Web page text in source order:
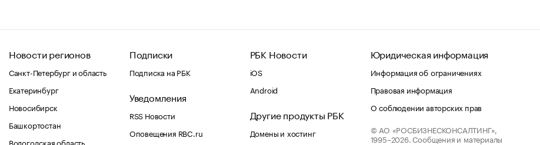
Новости регионов
Санкт-Петербург и область
Екатеринбург
Новосибирск
Башкортостан
Вологодская область
Подписки
Подписка на РБК
Уведомления
RSS Новости
Оповещения RBC.ru
РБК Новости
iOS
Android
Другие продукты РБК
Домены и хостинг
Юридическая информация
Информация об ограничениях
Правовая информация
О соблюдении авторских прав
© АО «РОСБИЗНЕСКОНСАЛТИНГ»,
1995–2026.Сообщения и материалы